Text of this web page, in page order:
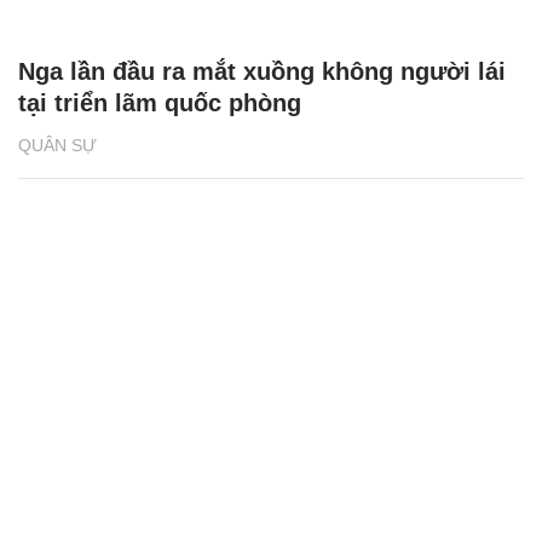
QUÂN SỰ
Nga lần đầu ra mắt xuồng không người lái
tại triển lãm quốc phòng